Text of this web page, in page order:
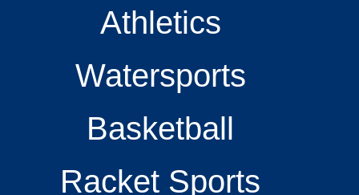
Athletics
Watersports
Basketball
Racket Sports